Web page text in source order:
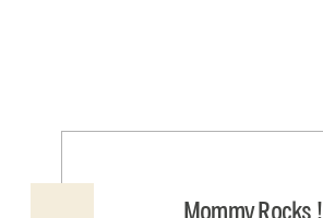
Mommy Rocks !